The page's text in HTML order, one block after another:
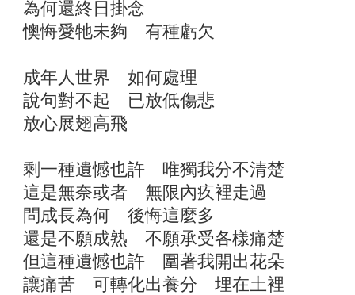
為何還終日掛念
懊悔愛牠未夠 有種虧欠
成年人世界 如何處理
說句對不起 已放低傷悲
放心展翅高飛
剩一種遺憾也許 唯獨我分不清楚
這是無奈或者 無限內疚裡走過
問成長為何 後悔這麼多
還是不願成熟 不願承受各樣痛楚
但這種遺憾也許 圍著我開出花朵
讓痛苦 可轉化出養分 埋在土裡